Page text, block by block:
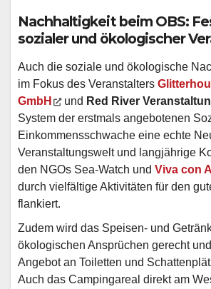
Nachhaltigkeit beim OBS:
sozialer und ökologischer
Auch die soziale und ökologische
im Fokus des Veranstalters
GmbH
und Red River
System der erstmals angebotenen
Einkommensschwache eine echte
Veranstaltungswelt und langjährige
den NGOs Sea-Watch und Viva con
durch vielfältige Aktivitäten für den
flankiert.
Zudem wird das Speisen- und
ökologischen Ansprüchen gerecht
Angebot an Toiletten und
Auch das Campingareal direkt am